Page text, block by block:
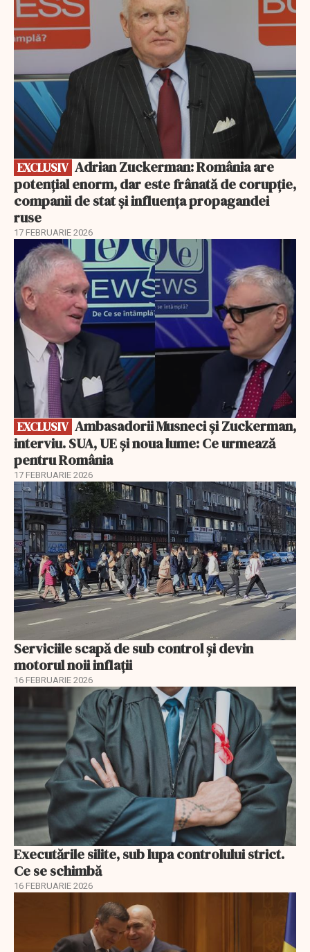
EXCLUSIV
potențial enorm, dar este frânată de corupție,
companii de stat și influența propagandei
ruse
17 FEBRUARIE 2026
EXCLUSIV
EXCLUSIV
interviu. SUA, UE și noua lume: Ce urmează
pentru România
17 FEBRUARIE 2026
Serviciile scapă de sub control și devin
motorul noii inflații
16 FEBRUARIE 2026
Executările silite, sub lupa controlului strict.
Ce se schimbă
16 FEBRUARIE 2026